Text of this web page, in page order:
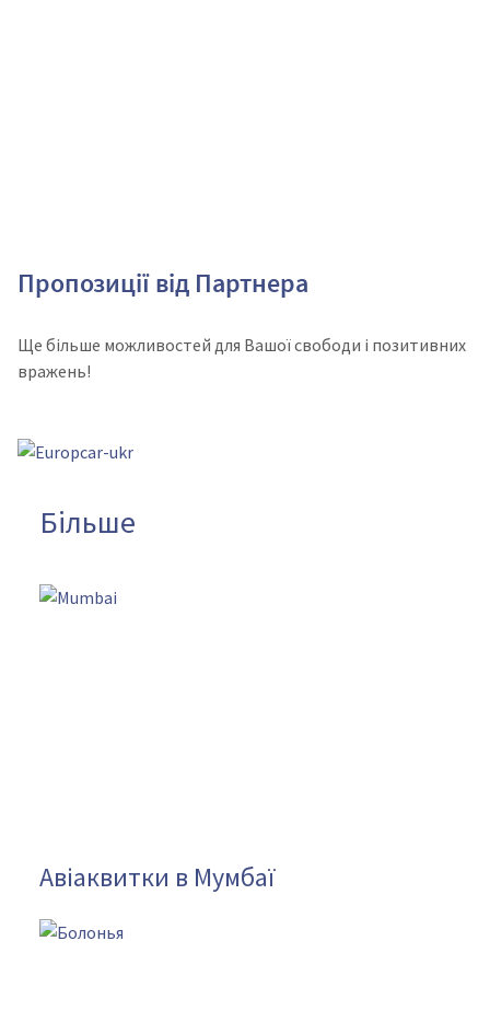
Пропозиції від Партнера
Ще більше можливостей для Вашої свободи і позитивних
вражень!
Більше
Авіаквитки в Мумбаї